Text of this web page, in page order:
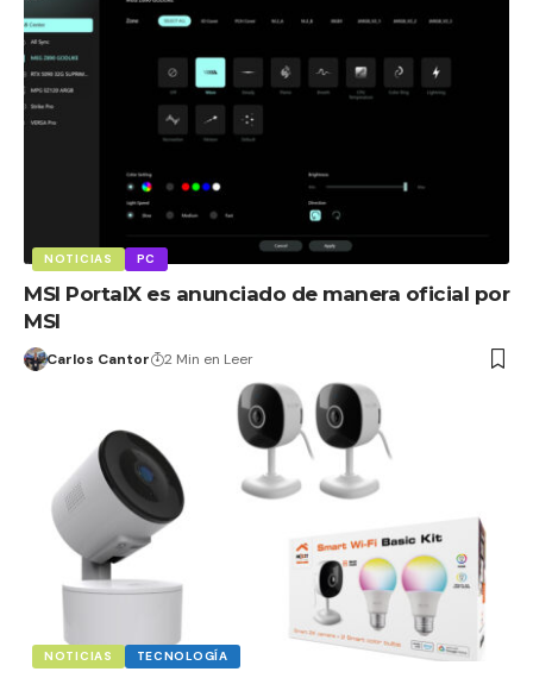
NOTICIAS PC
MSI PortalX es anunciado de manera oficial por
MSI
Carlos Cantor 2 Min en Leer
NOTICIAS TECNOLOGÍA